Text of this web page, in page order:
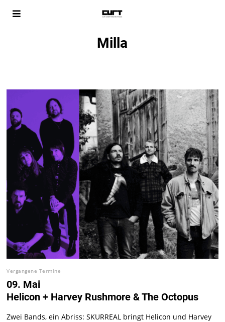
Milla
Vergangene Termine
09. Mai
Helicon + Harvey Rushmore & The Octopus
Zwei Bands, ein Abriss: SKURREAL bringt Helicon und Harvey